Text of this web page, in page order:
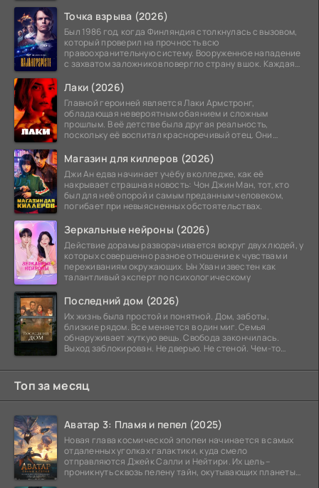
Точка взрыва (2026)
Был 1986 год, когда Финляндия столкнулась с вызовом,
который проверил на прочность всю
правоохранительную систему. Вооруженное нападение
с захватом заложников повергло страну в шок. Каждая
Лаки (2026)
Главной героиней является Лаки Армстронг,
обладающая невероятным обаянием и сложным
прошлым. В её детстве была другая реальность,
поскольку её воспитал красноречивый отец. Они
Магазин для киллеров (2026)
Джи Ан едва начинает учёбу в колледже, как её
накрывает страшная новость: Чон Джин Ман, тот, кто
был для неё опорой и самым преданным человеком,
погибает при невыясненных обстоятельствах.
Зеркальные нейроны (2026)
Действие дорамы разворачивается вокруг двух людей, у
которых совершенно разное отношение к чувствам и
переживаниям окружающих. Ын Хван известен как
талантливый эксперт по психологическому
Последний дом (2026)
Их жизнь была простой и понятной. Дом, заботы,
близкие рядом. Все меняется в один миг. Семья
обнаруживает жуткую вещь. Свобода закончилась.
Выход заблокирован. Не дверью. Не стеной. Чем-то
Топ за месяц
Аватар 3: Пламя и пепел (2025)
Новая глава космической эпопеи начинается в самых
отдаленных уголках галактики, куда смело
отправляются Джейк Салли и Нейтири. Их цель –
проникнуть сквозь пелену тайн, окутывающих планеты